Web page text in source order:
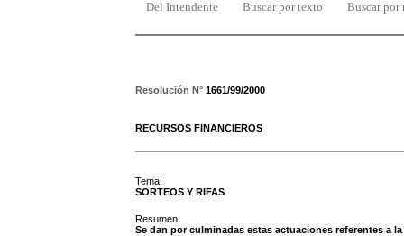
Del Intendente Buscar por texto Buscar por
Resolución N° 1661/99/2000
RECURSOS FINANCIEROS
Tema:
SORTEOS Y RIFAS
Resumen:
Se dan por culminadas estas actuaciones referentes a